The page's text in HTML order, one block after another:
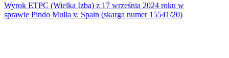
Wyrok ETPC (Wielka Izba) z 17 września 2024 roku w
sprawie Pindo Mulla v. Spain (skarga numer 15541/20)